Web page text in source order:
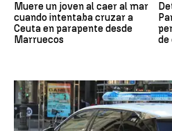
Muere un joven al caer al mar
cuando intentaba cruzar a
Ceuta en parapente desde
Marruecos
de